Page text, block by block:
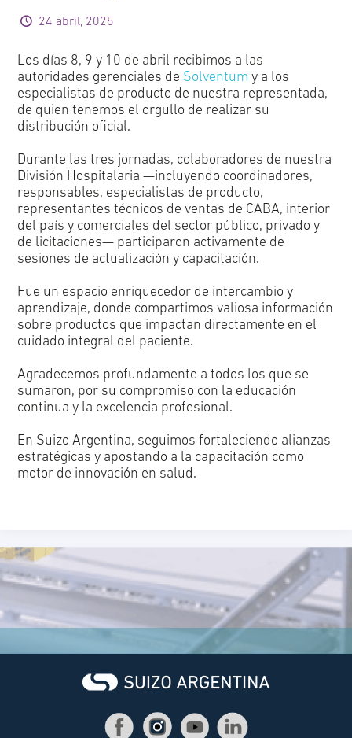
24 abril, 2025
Los días 8, 9 y 10 de abril recibimos a las
autoridades gerenciales de Solventum y a los
especialistas de producto de nuestra representada,
de quien tenemos el orgullo de realizar su
distribución oficial.
Durante las tres jornadas, colaboradores de nuestra
División Hospitalaria —incluyendo coordinadores,
responsables, especialistas de producto,
representantes técnicos de ventas de CABA, interior
del país y comerciales del sector público, privado y
de licitaciones— participaron activamente de
sesiones de actualización y capacitación.
Fue un espacio enriquecedor de intercambio y
aprendizaje, donde compartimos valiosa información
sobre productos que impactan directamente en el
cuidado integral del paciente.
Agradecemos profundamente a todos los que se
sumaron, por su compromiso con la educación
continua y la excelencia profesional.
En Suizo Argentina, seguimos fortaleciendo alianzas
estratégicas y apostando a la capacitación como
motor de innovación en salud.